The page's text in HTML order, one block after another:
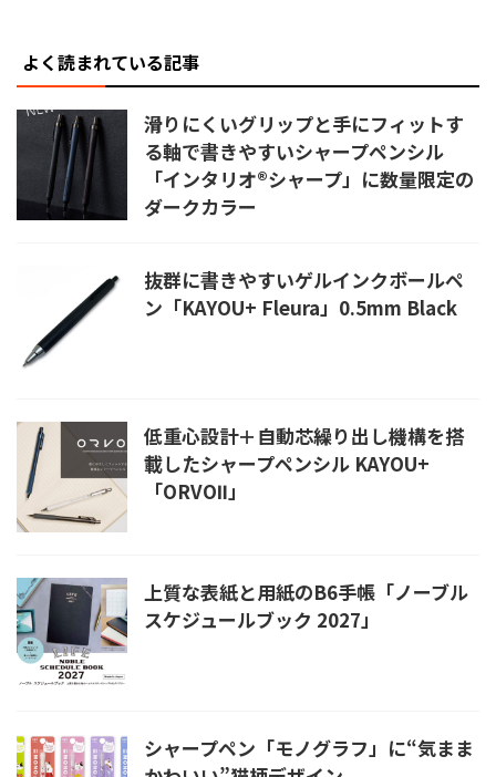
よく読まれている記事
滑りにくいグリップと手にフィットす
る軸で書きやすいシャープペンシル
「インタリオ®シャープ」に数量限定の
ダークカラー
抜群に書きやすいゲルインクボールペ
ン「KAYOU+ Fleura」0.5mm Black
低重心設計＋自動芯繰り出し機構を搭
載したシャープペンシル KAYOU+
「ORVOⅡ」
上質な表紙と用紙のB6手帳「ノーブル
スケジュールブック 2027」
シャープペン「モノグラフ」に“気まま